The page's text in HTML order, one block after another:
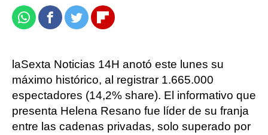
WhatsappFacebook
TwitterFlipboard
laSexta Noticias 14H anotó este lunes su
máximo histórico, al registrar 1.665.000
espectadores (14,2% share). El informativo que
presenta Helena Resano fue líder de su franja
entre las cadenas privadas, solo superado por